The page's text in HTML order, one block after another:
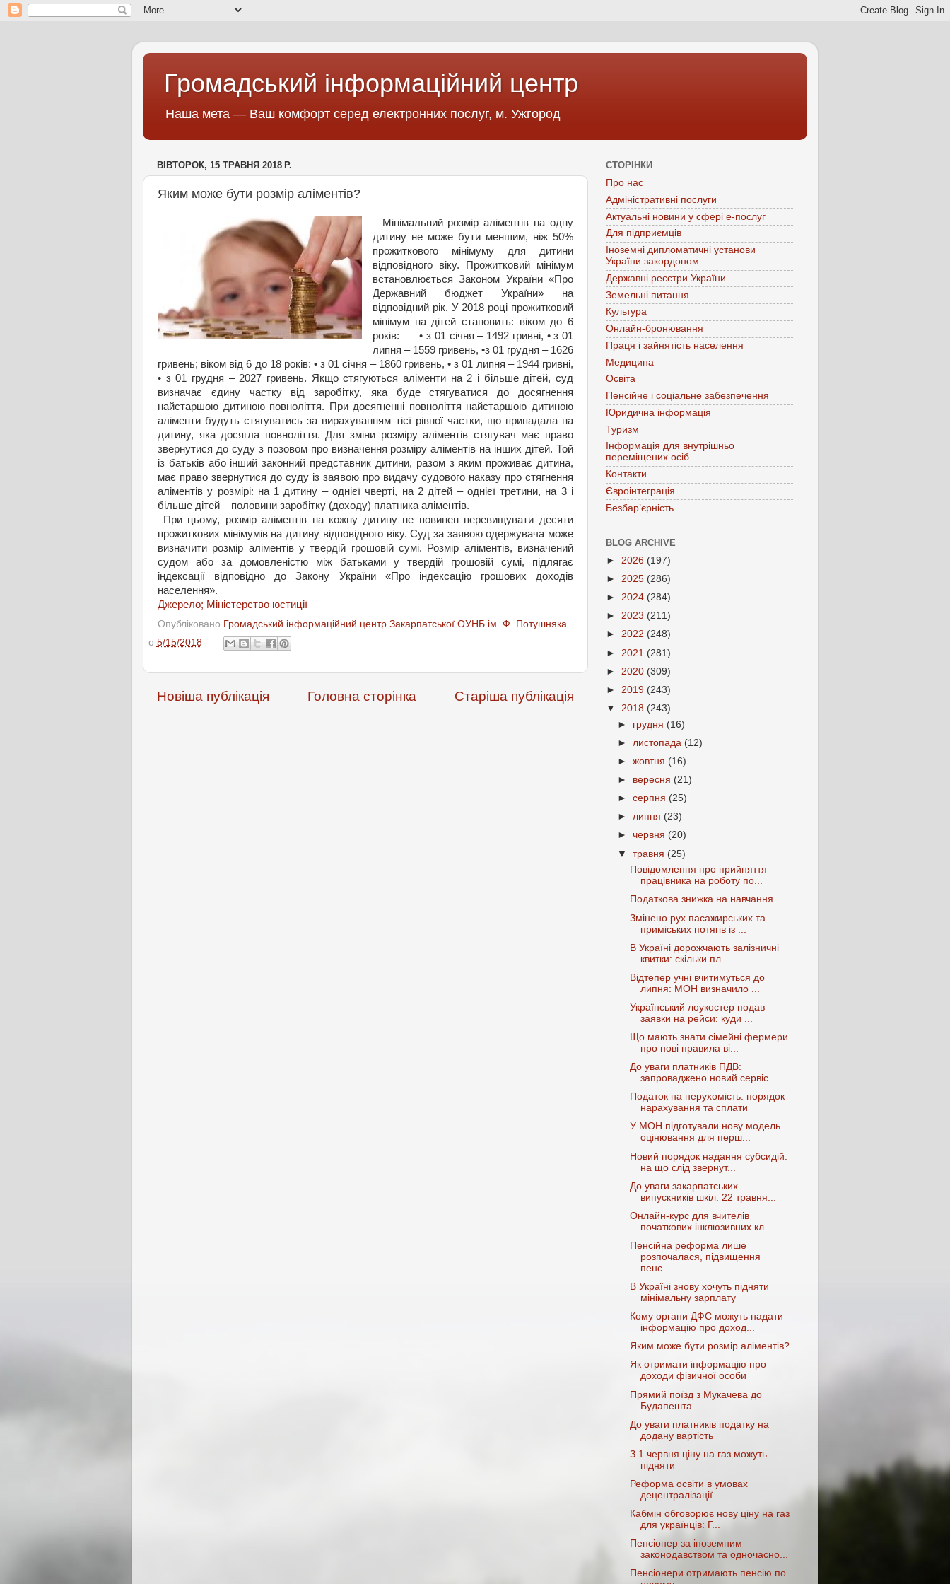
Громадський інформаційний центр
Наша мета — Ваш комфорт серед електронних послуг, м. Ужгород
ВІВТОРОК, 15 ТРАВНЯ 2018 Р.
Яким може бути розмір аліментів?
Мінімальний розмір аліментів на одну
дитину не може бути меншим, ніж 50%
прожиткового мінімуму для дитини
відповідного віку. Прожитковий мінімум
встановлюється Законом України «Про
Державний бюджет України» на
відповідний рік. У 2018 році прожитковий
мінімум на дітей становить: віком до 6
років: • з 01 січня – 1492 гривні, • з 01
липня – 1559 гривень, •з 01 грудня – 1626
гривень; віком від 6 до 18 років: • з 01 січня – 1860 гривень, • з 01 липня – 1944 гривні,
• з 01 грудня – 2027 гривень. Якщо стягуються аліменти на 2 і більше дітей, суд
визначає єдину частку від заробітку, яка буде стягуватися до досягнення
найстаршою дитиною повноліття. При досягненні повноліття найстаршою дитиною
аліменти будуть стягуватись за вирахуванням тієї рівної частки, що припадала на
дитину, яка досягла повноліття. Для зміни розміру аліментів стягувач має право
звернутися до суду з позовом про визначення розміру аліментів на інших дітей. Той
із батьків або інший законний представник дитини, разом з яким проживає дитина,
має право звернутися до суду із заявою про видачу судового наказу про стягнення
аліментів у розмірі: на 1 дитину – однієї чверті, на 2 дітей – однієї третини, на 3 і
більше дітей – половини заробітку (доходу) платника аліментів.
При цьому, розмір аліментів на кожну дитину не повинен перевищувати десяти
прожиткових мінімумів на дитину відповідного віку. Суд за заявою одержувача може
визначити розмір аліментів у твердій грошовій сумі. Розмір аліментів, визначений
судом або за домовленістю між батьками у твердій грошовій сумі, підлягає
індексації відповідно до Закону України «Про індексацію грошових доходів
населення».
Джерело; Міністерство юстиції
Опубліковано Громадський інформаційний центр Закарпатської ОУНБ ім. Ф. Потушняка
о 5/15/2018
Новіша публікація Старіша публікація
Головна сторінка
СТОРІНКИ
Про нас
Адміністративні послуги
Актуальні новини у сфері е-послуг
Для підприємців
Іноземні дипломатичні установи
України закордоном
Державні реєстри України
Земельні питання
Культура
Онлайн-бронювання
Праця і зайнятість населення
Медицина
Освіта
Пенсійне і соціальне забезпечення
Юридична інформація
Туризм
Інформація для внутрішньо
переміщених осіб
Контакти
Євроінтеграція
Безбар’єрність
BLOG ARCHIVE
► 2026 (197)
► 2025 (286)
► 2024 (284)
► 2023 (211)
► 2022 (248)
► 2021 (281)
► 2020 (309)
► 2019 (243)
▼ 2018 (243)
► грудня (16)
► листопада (12)
►жовтня (16)
► вересня (21)
►серпня (25)
►липня (23)
►червня (20)
▼травня (25)
Повідомлення про прийняття
працівника на роботу по...
Податкова знижка на навчання
Змінено рух пасажирських та
приміських потягів із ...
В Україні дорожчають залізничні
квитки: скільки пл...
Відтепер учні вчитимуться до
липня: МОН визначило ...
Український лоукостер подав
заявки на рейси: куди ...
Що мають знати сімейні фермери
про нові правила ві...
До уваги платників ПДВ:
запроваджено новий сервіс
Податок на нерухомість: порядок
нарахування та сплати
У МОН підготували нову модель
оцінювання для перш...
Новий порядок надання субсидій:
на що слід звернут...
До уваги закарпатських
випускників шкіл: 22 травня...
Онлайн-курс для вчителів
початкових інклюзивних кл...
Пенсійна реформа лише
розпочалася, підвищення
пенс...
В Україні знову хочуть підняти
мінімальну зарплату
Кому органи ДФС можуть надати
інформацію про доход...
Яким може бути розмір аліментів?
Як отримати інформацію про
доходи фізичної особи
Прямий поїзд з Мукачева до
Будапешта
До уваги платників податку на
додану вартість
З 1 червня ціну на газ можуть
підняти
Реформа освіти в умовах
децентралізації
Кабмін обговорює нову ціну на газ
для українців: Г...
Пенсіонер за іноземним
законодавством та одночасно...
Пенсіонери отримають пенсію по